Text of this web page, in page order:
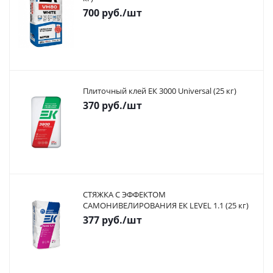
700 руб./шт
Плиточный клей ЕК 3000 Universal (25 кг)
370 руб./шт
СТЯЖКА С ЭФФЕКТОМ
САМОНИВЕЛИРОВАНИЯ ЕК LEVEL 1.1 (25 кг)
377 руб./шт